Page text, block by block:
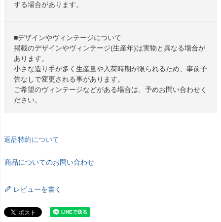
する場合があります。
■デザインやヴィンテージについて
掲載のデザインやヴィンテージ(生産年)は実物と異なる場合が
あります。
小さな造り手が多く生産量や入荷時期が限られるため、事前予
告なしで変更される事があります。
ご希望のヴィンテージなどがある場合は、予めお問い合わせく
ださい。
返品特約について
商品についてのお問い合わせ
レビューを書く